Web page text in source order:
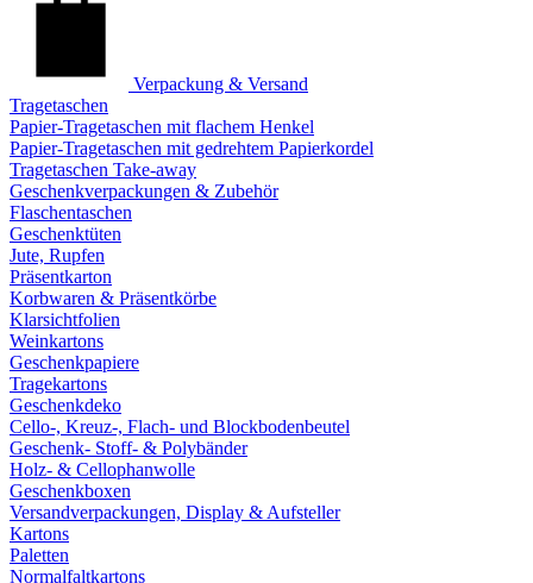
Verpackung & Versand
Tragetaschen
Papier-Tragetaschen mit flachem Henkel
Papier-Tragetaschen mit gedrehtem Papierkordel
Tragetaschen Take-away
Geschenkverpackungen & Zubehör
Flaschentaschen
Geschenktüten
Jute, Rupfen
Präsentkarton
Korbwaren & Präsentkörbe
Klarsichtfolien
Weinkartons
Geschenkpapiere
Tragekartons
Geschenkdeko
Cello-, Kreuz-, Flach- und Blockbodenbeutel
Geschenk- Stoff- & Polybänder
Holz- & Cellophanwolle
Geschenkboxen
Versandverpackungen, Display & Aufsteller
Kartons
Paletten
Normalfaltkartons